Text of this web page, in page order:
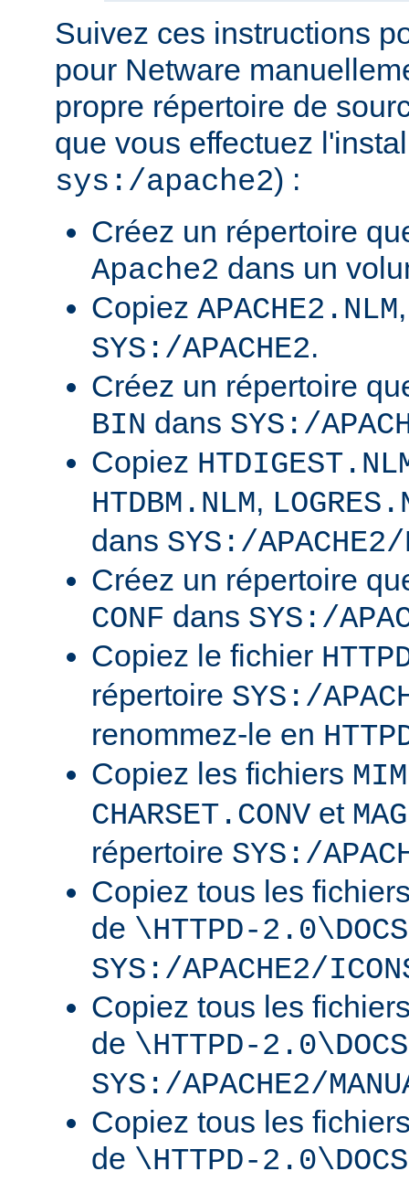
Suivez ces instructions
pour Netware
propre répertoire de
que vous effectuez
sys:/apache2) :
Créez un répertoire
Apache2 dans un
Copiez APACHE2.NLM
SYS:/APACHE2.
Créez un répertoire
BIN dans SYS:/
Copiez
HTDBM.NLM,
dans SYS:/
Créez un répertoire
CONF dans SYS:/
Copiez le fichier
répertoire SYS:/
renommez-le en
Copiez les fichiers
CHARSET.CONV et
répertoire SYS:/
Copiez tous les
de \HTTPD-
SYS:/APACHE2/
Copiez tous les
de \HTTPD-
SYS:/APACHE2/
Copiez tous les
de \HTTPD-